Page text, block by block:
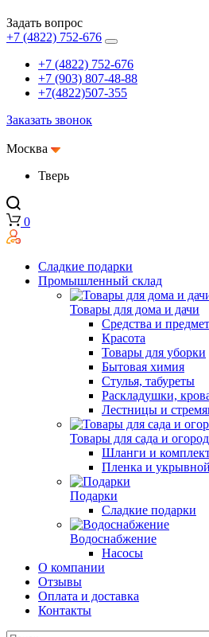
Задать вопрос
+7 (4822) 752-676
+7 (4822) 752-676
+7 (903) 807-48-88
+7(4822)507-355
Заказать звонок
Москва
Тверь
0
Сладкие подарки
Промышленный склад
Товары для дома и дачи
Средства и
Красота
Товары для уборки
Бытовая химия
Стулья, табуреты
Раскладушки,
Лестницы и
Товары для сада и
Шланги и
Пленка и
Подарки
Cладкие подарки
Водоснабжение
Насосы
О компании
Отзывы
Оплата и доставка
Контакты